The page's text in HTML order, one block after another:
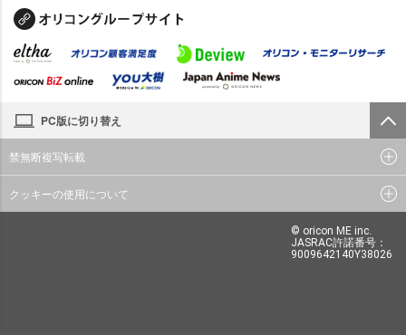
PC版に切り替え
禁無断複写転載
クッキーの使用について
© oricon ME inc.
JASRAC許諾番号：
9009642140Y38026